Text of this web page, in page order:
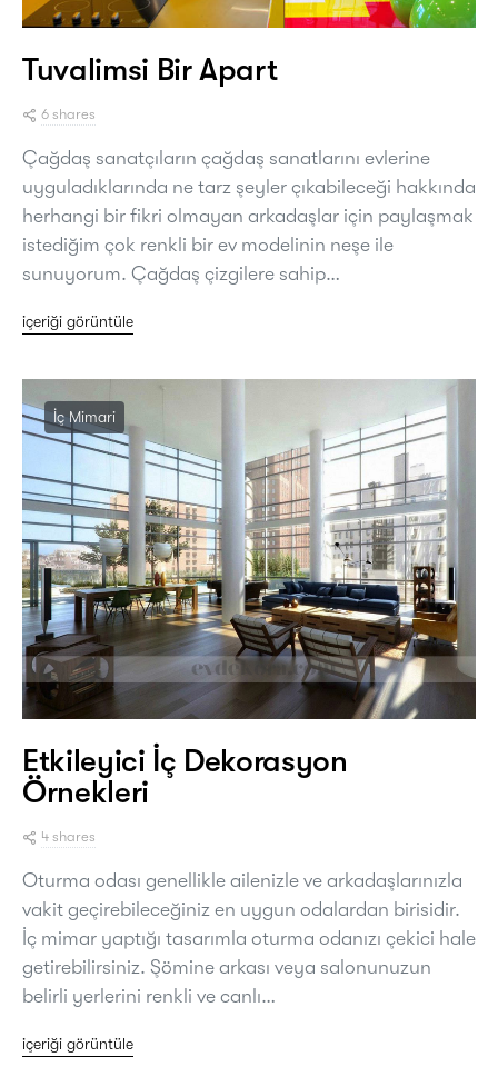
Tuvalimsi Bir Apart
6 shares
Çağdaş sanatçıların çağdaş sanatlarını evlerine
uyguladıklarında ne tarz şeyler çıkabileceği hakkında
herhangi bir fikri olmayan arkadaşlar için paylaşmak
istediğim çok renkli bir ev modelinin neşe ile
sunuyorum. Çağdaş çizgilere sahip…
içeriği görüntüle
İç Mimari
Etkileyici İç Dekorasyon
Örnekleri
4 shares
Oturma odası genellikle ailenizle ve arkadaşlarınızla
vakit geçirebileceğiniz en uygun odalardan birisidir.
İç mimar yaptığı tasarımla oturma odanızı çekici hale
getirebilirsiniz. Şömine arkası veya salonunuzun
belirli yerlerini renkli ve canlı…
içeriği görüntüle